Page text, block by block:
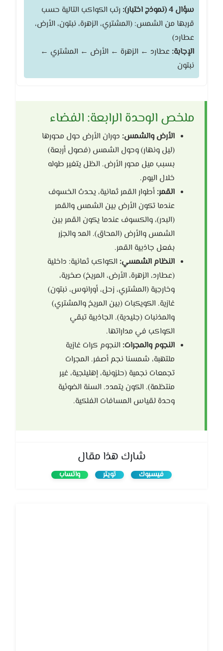
سؤال 4 (نموذج اختبار):
رتب الكواكب التالية حسب
قربها من الشمس: (المشتري، الزهرة، نبتون، الأرض،
عطارد)
الإجابة: عطارد ← الزهرة ← الأرض ← المشتري ←
نبتون
ملخص الوحدة الرابعة: الفضاء
الأرض والشمس: دوران الأرض حول محورها
(ليل ونهار) وحول الشمس (فصول أربعة)
بسبب ميل محور الأرض. الظل يتغير طوله
خلال اليوم.
القمر: أطوار القمر ثمانية، يحدث الخسوف
عندما تكون الأرض بين الشمس والقمر
(البدر)، والكسوف عندما يكون القمر بين
الشمس والأرض (المحاق). المد والجزر
بفعل جاذبية القمر.
النظام الشمسي: الكواكب ثمانية: داخلية
(عطارد، الزهرة، الأرض، المريخ) صخرية،
وخارجية (المشتري، زحل، أورانوس، نبتون)
غازية. الكويكبات (بين المريخ والمشتري)
والمذنبات (جليدية). الجاذبية تبقي
الكواكب في مداراتها.
النجوم والمجرات: النجوم كرات غازية
ملتهبة، شمسنا نجم أصفر. المجرات
تجمعات نجمية (حلزونية، إهليلجية، غير
منتظمة). الكون يتمدد. السنة الضوئية
وحدة لقياس المسافات الفلكية.
شارك هذا مقال
فيسبوك تويتر واتساب